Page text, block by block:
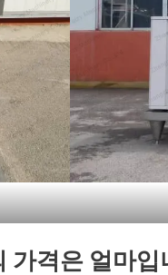
가격은 얼마입